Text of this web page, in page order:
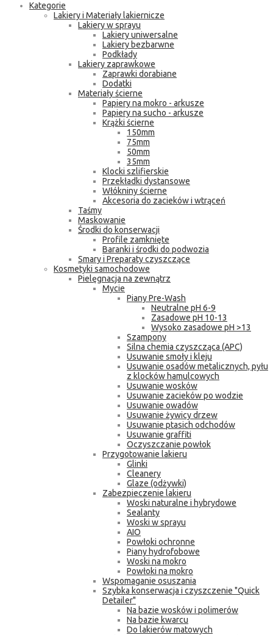
Kategorie
Lakiery i Materiały lakiernicze
Lakiery w sprayu
Lakiery uniwersalne
Lakiery bezbarwne
Podkłady
Lakiery zaprawkowe
Zaprawki dorabiane
Dodatki
Materiały ścierne
Papiery na mokro - arkusze
Papiery na sucho - arkusze
Krążki ścierne
150mm
75mm
50mm
35mm
Klocki szlifierskie
Przekładki dystansowe
Włókniny ścierne
Akcesoria do zacieków i wtrąceń
Taśmy
Maskowanie
Środki do konserwacji
Profile zamknięte
Baranki i środki do podwozia
Smary i Preparaty czyszczące
Kosmetyki samochodowe
Pielęgnacja na zewnątrz
Mycie
Piany Pre-Wash
Neutralne pH 6-9
Zasadowe pH 10-13
Wysoko zasadowe pH >13
Szampony
Silna chemia czyszcząca (APC)
Usuwanie smoły i kleju
Usuwanie osadów metalicznych, pyłu
z klocków hamulcowych
Usuwanie wosków
Usuwanie zacieków po wodzie
Usuwanie owadów
Usuwanie żywicy drzew
Usuwanie ptasich odchodów
Usuwanie graffiti
Oczyszczanie powłok
Przygotowanie lakieru
Glinki
Cleanery
Glaze (odżywki)
Zabezpieczenie lakieru
Woski naturalne i hybrydowe
Sealanty
Woski w sprayu
AIO
Powłoki ochronne
Piany hydrofobowe
Woski na mokro
Powłoki na mokro
Wspomaganie osuszania
Szybka konserwacja i czyszczenie "Quick
Detailer"
Na bazie wosków i polimerów
Na bazie kwarcu
Do lakierów matowych